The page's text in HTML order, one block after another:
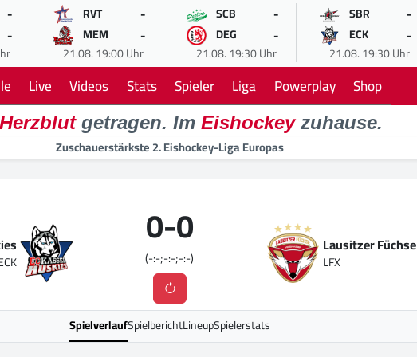
-
-
RVT -
MEM -
21.08. 19:00 Uhr
SCB -
DEG -
21.08. 19:30 Uhr
SBR -
ECK -
21.08. 19:30 Uhr
Live Videos Stats Spieler Liga Powerplay Shop
Herzblutgetragen. Im Eishockeyzuhause.
Zuschauerstärkste 2. Eishockey-Liga Europas
0-0
(-:-;-:-;-:-)
Lausitzer Füchse
LFX
SpielverlaufSpielberichtLineupSpielerstats